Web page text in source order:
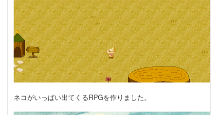
ネコがいっぱい出てくるRPGを作りました。